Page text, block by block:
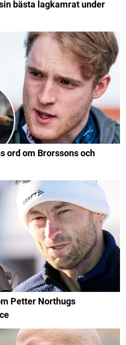
bästa lagkamrat under
ord om Brorssons och
Petter Northugs